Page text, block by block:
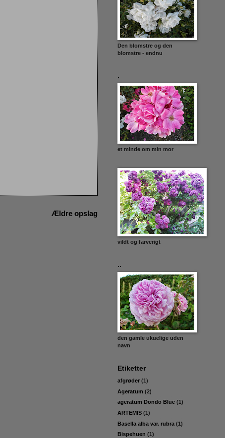
Ældre opslag
Den blomstre og den
blomstre - endnu
.
et minde om min mor
vildt og farverigt
..
den gamle ukuelige uden
navn
Etiketter
afgrøder (1)
Ageratum (2)
ageratum Dondo Blue (1)
ARTEMIS (1)
Basella alba var. rubra (1)
Bispehuen (1)